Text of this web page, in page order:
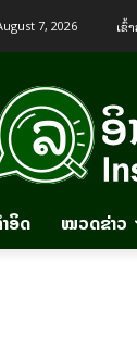
7, 2026 ເຂົ້
ອິດ ໝວດຂ່າວ